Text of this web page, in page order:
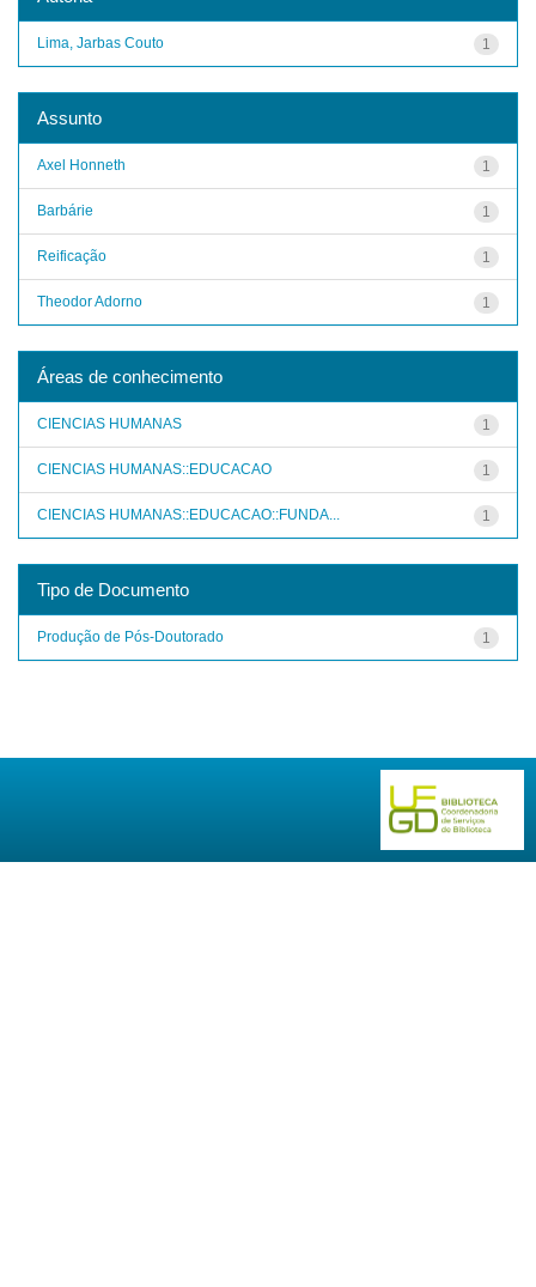
1
Lima, Jarbas Couto
Assunto
1
Axel Honneth
1
Barbárie
1
Reificação
1
Theodor Adorno
Áreas de conhecimento
1
CIENCIAS HUMANAS
1
CIENCIAS HUMANAS::EDUCACAO
1
CIENCIAS HUMANAS::EDUCACAO::FUNDA...
Tipo de Documento
1
Produção de Pós-Doutorado